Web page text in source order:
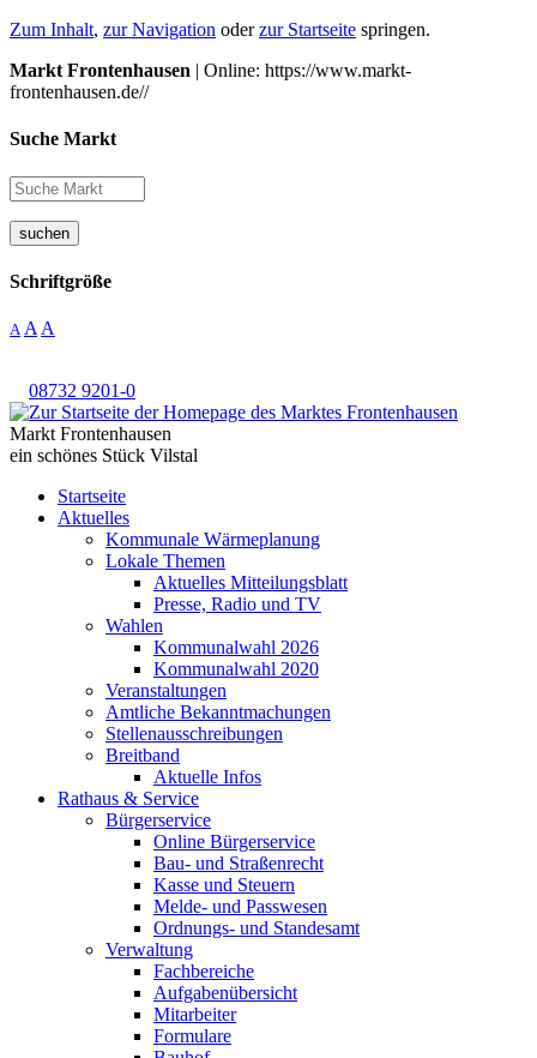
Zum Inhalt, zur Navigation oderzur Startseite springen.
Markt Frontenhausen | Online: https://www.markt-
frontenhausen.de//
Suche Markt
suchen
Schriftgröße
A A A
08732 9201-0
Markt Frontenhausen
ein schönes Stück Vilstal
Startseite
Aktuelles
Kommunale Wärmeplanung
Lokale Themen
Aktuelles Mitteilungsblatt
Presse, Radio und TV
Wahlen
Kommunalwahl 2026
Kommunalwahl 2020
Veranstaltungen
Amtliche Bekanntmachungen
Stellenausschreibungen
Breitband
Aktuelle Infos
Rathaus & Service
Bürgerservice
Online Bürgerservice
Bau- und Straßenrecht
Kasse und Steuern
Melde- und Passwesen
Ordnungs- und Standesamt
Verwaltung
Fachbereiche
Aufgabenübersicht
Mitarbeiter
Formulare